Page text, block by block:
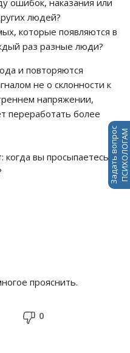
ошибок, наказания или
людей?
которые появляются в
раз разные люди?
и повторяются
не о склонности к
напряжении,
переработать более
вы просыпаетесь,
прояснить.
0
Задать вопросПСИХОЛОГАМ